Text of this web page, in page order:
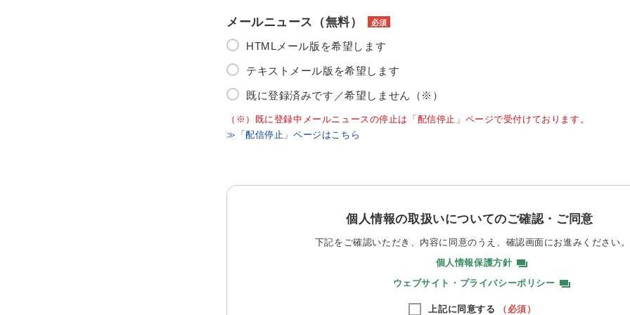
メールニュース（無料） 必須
HTMLメール版を希望します
テキストメール版を希望します
既に登録済みです／希望しません（※）
（※）既に登録中メールニュースの停止は「配信停止」ページで受付けております。
≫「配信停止」ページはこちら
個人情報の取扱いについてのご確認・ご同意
下記をご確認いただき、内容に同意のうえ、 確認画面にお進みください。
個人情報保護方針
ウェブサイト・プライバシーポリシー
上記に同意する （必須）